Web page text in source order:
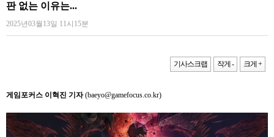
판 없는 이유는...
2025년03월13일 11시15분
기사스크랩 작게 - 크게 +
게임포커스 이혁진 기자(baeyo@gamefocus.co.kr)